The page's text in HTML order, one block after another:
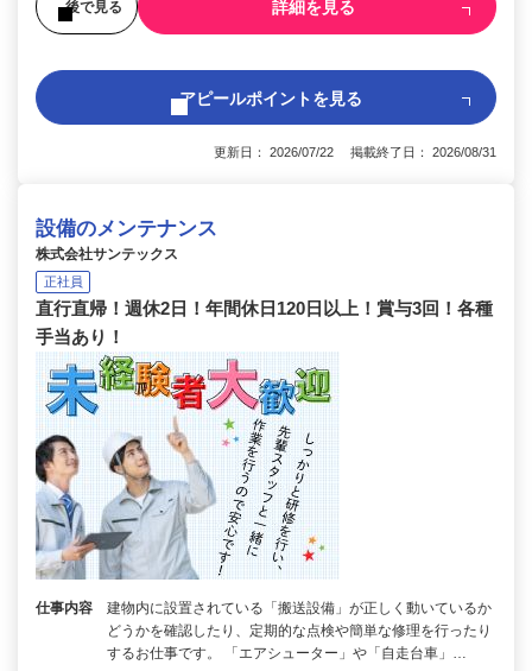
後で見る 詳細を見る
アピールポイントを見る
更新日： 2026/07/22 掲載終了日： 2026/08/31
設備のメンテナンス
株式会社サンテックス
正社員
直行直帰！週休2日！年間休日120日以上！賞与3回！各種
手当あり！
仕事内容
建物内に設置されている「搬送設備」が正しく動いているか
どうかを確認したり、定期的な点検や簡単な修理を行ったり
するお仕事です。 「エアシューター」や「自走台車」…